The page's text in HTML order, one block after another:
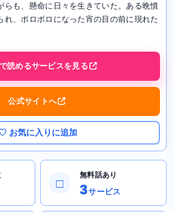
らも、懸命に日々を生きていた。ある晩憤
れ、ボロボロになった宵の目の前に現れた
読めるサービスを見る
公式サイトへ
お気に入りに追加
□
無料話あり
3サービス